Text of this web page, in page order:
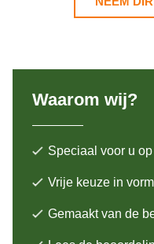
Waarom wij?
Speciaal voor u
Vrije keuze in
Gemaakt van de